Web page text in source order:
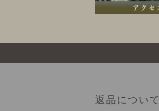
返品について